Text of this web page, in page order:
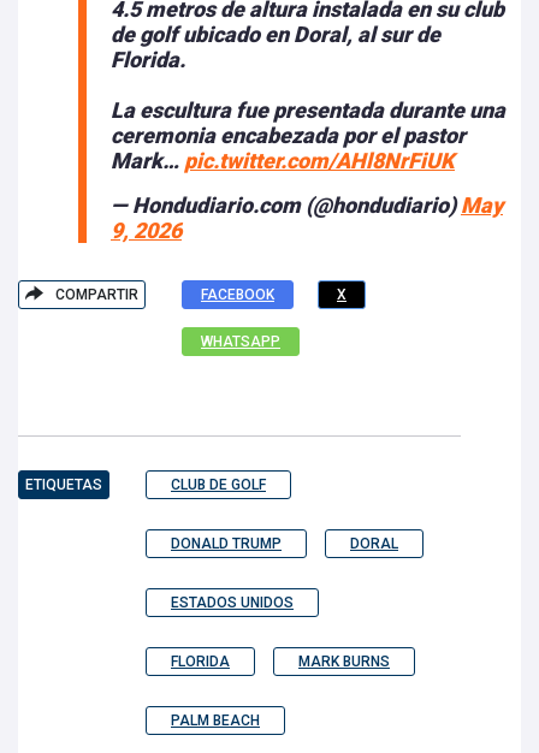
4.5 metros de altura instalada en su club
de golf ubicado en Doral, al sur de
Florida.
La escultura fue presentada durante una
ceremonia encabezada por el pastor
Mark… pic.twitter.com/AHl8NrFiUK
— Hondudiario.com (@hondudiario)May
9, 2026
COMPARTIR FACEBOOK X
WHATSAPP
ETIQUETAS CLUB DE GOLF
DONALD TRUMP DORAL
ESTADOS UNIDOS
FLORIDA MARK BURNS
PALM BEACH